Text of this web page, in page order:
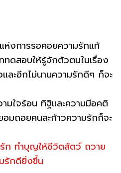
ห่งการรอคอยความรักแท้
ทดสอบให้รู้จักตัวตนในเรื่อง
ละอีกไม่นานความรักดีๆ ก็จะ
ามใจร้อน ทิฐิและความมีอคติ
มถอยคนละก้าวความรักก็จะ
รัก ทำบุญให้ชีวิตสัตว์ ถวาย
รักดียิ่งขึ้น